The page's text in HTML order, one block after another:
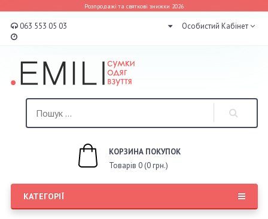
Розпродажі та святкові знижки 2026
063 553 05 03 Особистий Кабінет
КОРЗИНА ПОКУПОК
Товарів 0 (0 грн.)
КАТЕГОРІЇ